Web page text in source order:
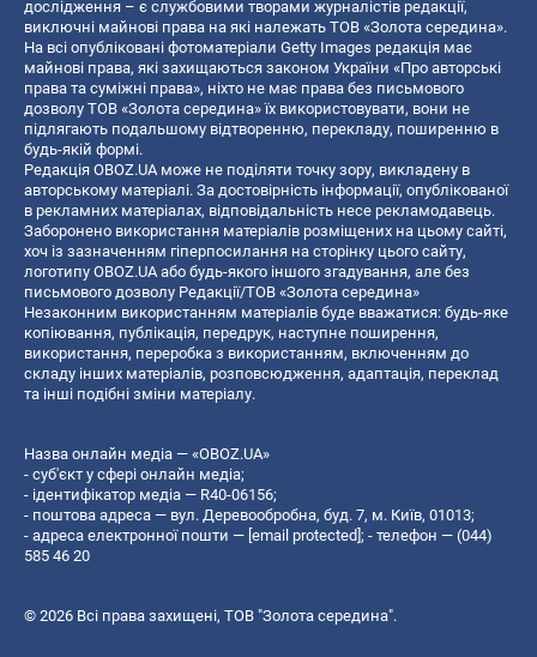
дослідження – є службовими творами журналістів редакції,
виключні майнові права на які належать ТОВ «Золота середина».
На всі опубліковані фотоматеріали Getty Images редакція має
майнові права, які захищаються законом України «Про авторські
права та суміжні права», ніхто не має права без письмового
дозволу ТОВ «Золота середина» їх використовувати, вони не
підлягають подальшому відтворенню, перекладу, поширенню в
будь-якій формі.
Редакція OBOZ.UA може не поділяти точку зору, викладену в
авторському матеріалі. За достовірність інформації, опублікованої
в рекламних матеріалах, відповідальність несе рекламодавець.
Заборонено використання матеріалів розміщених на цьому сайті,
хоч із зазначенням гіперпосилання на сторінку цього сайту,
логотипу OBOZ.UA або будь-якого іншого згадування, але без
письмового дозволу Редакції/ТОВ «Золота середина»
Незаконним використанням матеріалів буде вважатися: будь-яке
копiювання, публiкацiя, передрук, наступне поширення,
використання, переробка з використанням, включенням до
складу інших матеріалів, розповсюдження, адаптація, переклад
та інші подібні зміни матеріалу.
Назва онлайн медіа — «OBOZ.UA»
- суб'єкт у сфері онлайн медіа;
- ідентифікатор медіа — R40-06156;
- поштова адреса — вул. Деревообробна, буд. 7, м. Київ, 01013;
- адреса електронної пошти — [email protected]; - телефон — (044)
585 46 20
© 2026 Всі права захищені, ТОВ "Золота середина".